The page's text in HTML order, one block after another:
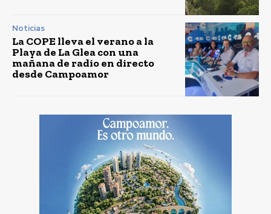
Noticias
La COPE lleva el verano a la
Playa de La Glea con una
mañana de radio en directo
desde Campoamor